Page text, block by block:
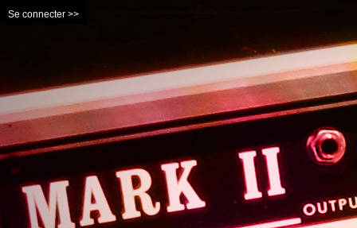
Se connecter >>